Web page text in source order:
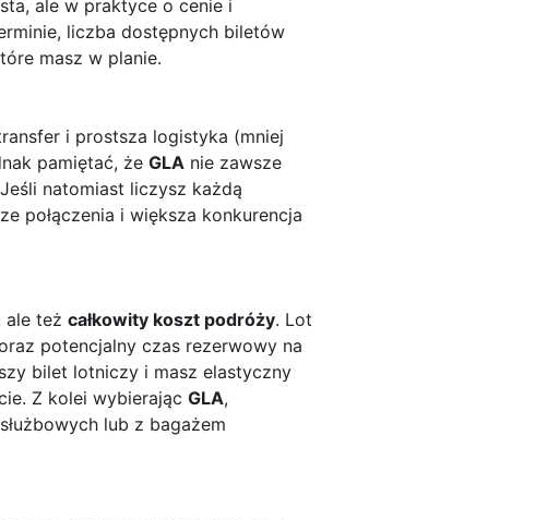
ale w praktyce o cenie i
liczba dostępnych biletów
masz w planie.
i prostsza logistyka (mniej
pamiętać, że GLA nie zawsze
natomiast liczysz każdą
połączenia i większa konkurencja
ale też całkowity koszt podróży. Lot
potencjalny czas rezerwowy na
bilet lotniczy i masz elastyczny
Z kolei wybierając GLA,
lub z bagażem